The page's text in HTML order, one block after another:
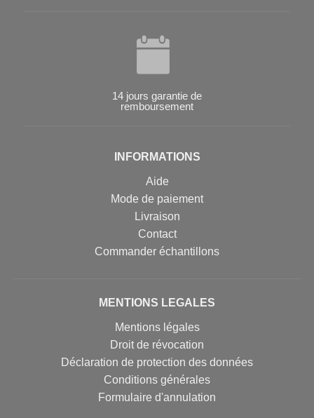
14 jours garantie de
remboursement
INFORMATIONS
Aide
Mode de paiement
Livraison
Contact
Commander échantillons
MENTIONS LEGALES
Mentions légales
Droit de révocation
Déclaration de protection des données
Conditions générales
Formulaire d'annulation